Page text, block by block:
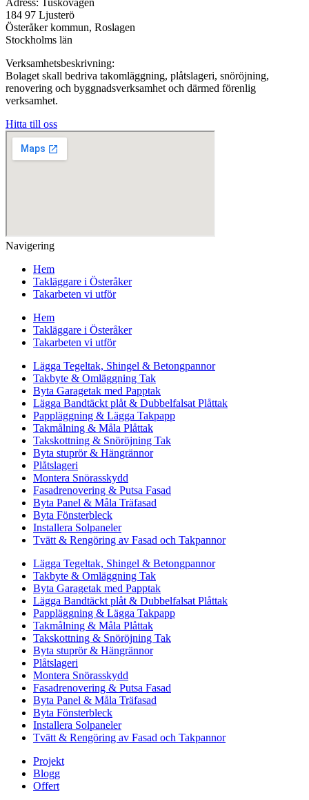
184 97 Ljusterö
Österåker kommun, Roslagen
Stockholms län
Verksamhetsbeskrivning:
Bolaget skall bedriva takomläggning, plåtslageri, snöröjning,
renovering och byggnadsverksamhet och därmed förenlig
verksamhet.
Hitta till oss
Navigering
Hem
Takläggare i Österåker
Takarbeten vi utför
Hem
Takläggare i Österåker
Takarbeten vi utför
Lägga Tegeltak, Shingel & Betongpannor
Takbyte & Omläggning Tak
Byta Garagetak med Papptak
Lägga Bandtäckt plåt & Dubbelfalsat Plåttak
Pappläggning & Lägga Takpapp
Takmålning & Måla Plåttak
Takskottning & Snöröjning Tak
Byta stuprör & Hängrännor
Plåtslageri
Montera Snörasskydd
Fasadrenovering & Putsa Fasad
Byta Panel & Måla Träfasad
Byta Fönsterbleck
Installera Solpaneler
Tvätt & Rengöring av Fasad och Takpannor
Lägga Tegeltak, Shingel & Betongpannor
Takbyte & Omläggning Tak
Byta Garagetak med Papptak
Lägga Bandtäckt plåt & Dubbelfalsat Plåttak
Pappläggning & Lägga Takpapp
Takmålning & Måla Plåttak
Takskottning & Snöröjning Tak
Byta stuprör & Hängrännor
Plåtslageri
Montera Snörasskydd
Fasadrenovering & Putsa Fasad
Byta Panel & Måla Träfasad
Byta Fönsterbleck
Installera Solpaneler
Tvätt & Rengöring av Fasad och Takpannor
Projekt
Blogg
Offert